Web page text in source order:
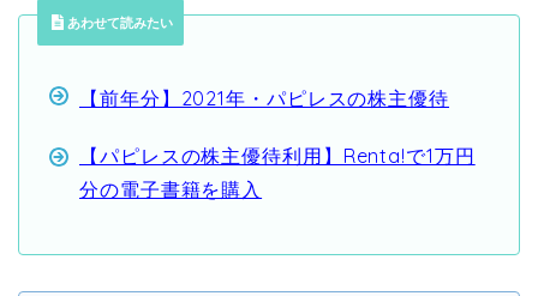
あわせて読みたい
【前年分】2021年・パピレスの株主優待
【パピレスの株主優待利用】Renta!で1万円
分の電子書籍を購入